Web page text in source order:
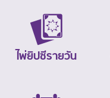
ไพ่ยิปซีรายวัน